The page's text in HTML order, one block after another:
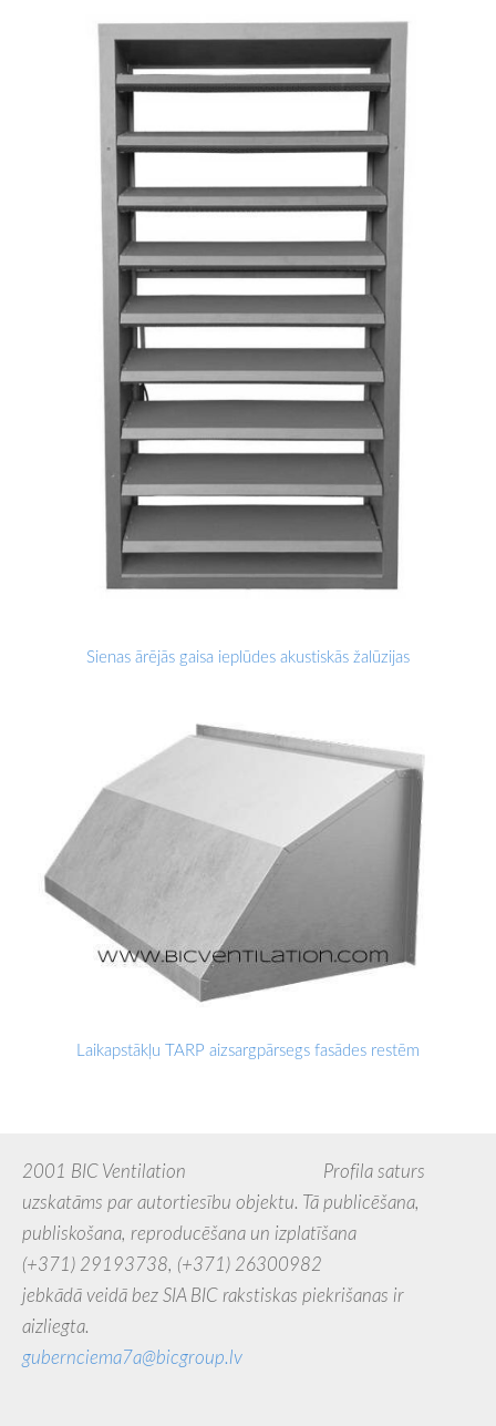
Sienas ārējās gaisa ieplūdes akustiskās žalūzijas
Laikapstākļu TARP aizsargpārsegs fasādes restēm
2001 BIC Ventilation Profila saturs
uzskatāms par autortiesību objektu. Tā publicēšana,
publiskošana, reproducēšana un izplatīšana
(+371) 29193738, (+371) 26300982
jebkādā veidā bez SIA BIC rakstiskas piekrišanas ir
aizliegta.
gubernciema7a@bicgroup.lv